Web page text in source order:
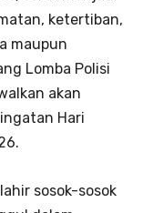
ketertiban,
maupun
Lomba Polisi
akan
Hari
sosok-sosok